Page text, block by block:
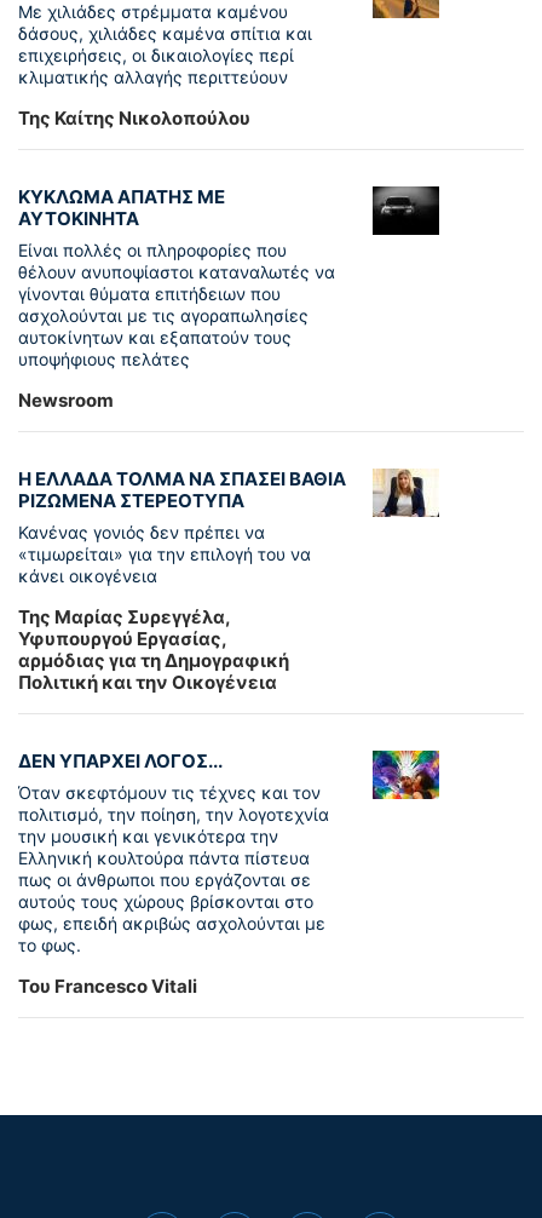
Με χιλιάδες στρέμματα καμένου
δάσους, χιλιάδες καμένα σπίτια και
επιχειρήσεις, οι δικαιολογίες περί
κλιματικής αλλαγής περιττεύουν
Της Καίτης Νικολοπούλου
ΚΥΚΛΩΜΑ ΑΠΑΤΗΣ ΜΕ
ΑΥΤΟΚΙΝΗΤΑ
Είναι πολλές οι πληροφορίες που
θέλουν ανυποψίαστοι καταναλωτές να
γίνονται θύματα επιτήδειων που
ασχολούνται με τις αγοραπωλησίες
αυτοκίνητων και εξαπατούν τους
υποψήφιους πελάτες
Newsroom
Η ΕΛΛΑΔΑ ΤΟΛΜΑ ΝΑ ΣΠΑΣΕΙ ΒΑΘΙΑ
ΡΙΖΩΜΕΝΑ ΣΤΕΡΕΟΤΥΠΑ
Κανένας γονιός δεν πρέπει να
«τιμωρείται» για την επιλογή του να
κάνει οικογένεια
Της Μαρίας Συρεγγέλα,
Υφυπουργού Εργασίας,
αρμόδιας για τη Δημογραφική
Πολιτική και την Οικογένεια
ΔΕΝ ΥΠΑΡΧΕΙ ΛΟΓΟΣ...
Όταν σκεφτόμουν τις τέχνες και τον
πολιτισμό, την ποίηση, την λογοτεχνία
την μουσική και γενικότερα την
Ελληνική κουλτούρα πάντα πίστευα
πως οι άνθρωποι που εργάζονται σε
αυτούς τους χώρους βρίσκονται στο
φως, επειδή ακριβώς ασχολούνται με
το φως.
Του Francesco Vitali